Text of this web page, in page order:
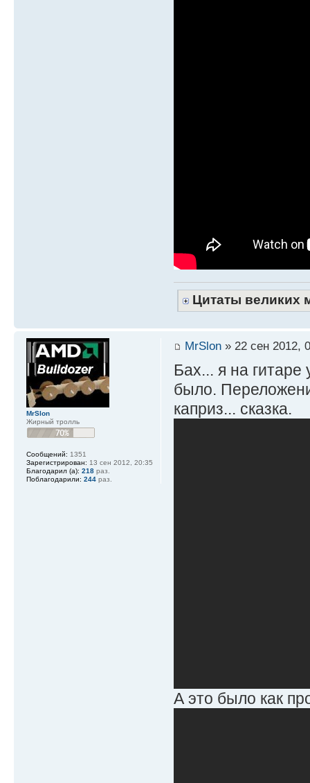
Цитаты великих
MrSlon» 22 сен 2012,
Бах... я на гитаре
было.
каприз... сказка.
А это было как
MrSlon
Жирный тролль
Сообщений: 1351
Зарегистрирован: 13 сен 2012, 20:35
Благодарил (а): 218 раз.
Поблагодарили: 244 раз.